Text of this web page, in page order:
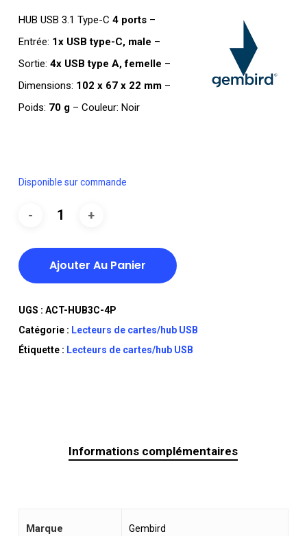
HUB USB 3.1 Type-C 4 ports–
Entrée: 1x USB type-C, male –
Sortie: 4x USB type A, femelle –
Dimensions: 102 x 67 x 22 mm–
Poids: 70 g– Couleur: Noir
Disponible sur commande
Ajouter Au Panier
UGS : ACT-HUB3C-4P
Catégorie : Lecteurs de cartes/hub USB
Étiquette : Lecteurs de cartes/hub USB
Informations complémentaires
Marque Gembird